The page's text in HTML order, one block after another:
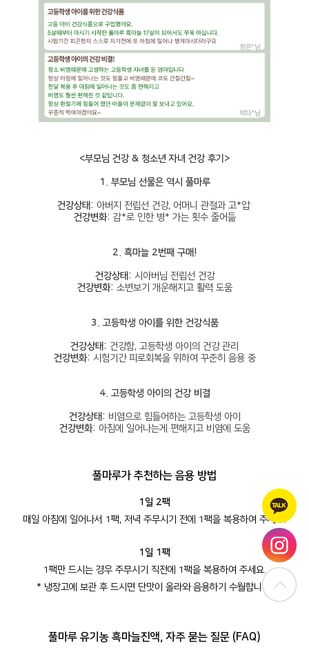
<부모님 건강 & 청소년 자녀 건강 후기>
1. 부모님 선물은 역시 풀마루
건강상태: 아버지 전립선 건강, 어머니 관절과 고*압
건강변화: 감*로 인한 병* 가는 횟수 줄어듦
2. 흑마늘 2번째 구매!
건강상태: 시아버님 전립선 건강
건강변화: 소변보기 개운해지고 활력 도움
3. 고등학생 아이를 위한 건강식품
건강상태: 건강함, 고등학생 아이의 건강 관리
건강변화: 시험기간 피로회복을 위하여 꾸준히 음용 중
4. 고등학생 아이의 건강 비결
건강상태: 비염으로 힘들어하는 고등학생 아이
건강변화: 아침에 일어나는게 편해지고 비염에 도움
풀마루가 추천하는 음용 방법
1일 2팩
매일 아침에 일어나서 1팩, 저녁 주무시기 전에 1팩을 복용하여 주세요.
1일 1팩
1팩만 드시는 경우 주무시기 직전에 1팩을 복용하여 주세요.
* 냉장고에 보관 후 드시면 단맛이 올라와 음용하기 수월합니다.
풀마루 유기농 흑마늘진액, 자주 묻는 질문 (FAQ)